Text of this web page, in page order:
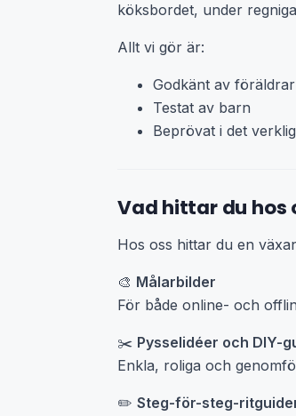
köksbordet, under
Allt vi gör är:
Godkänt av föräldrar
Testat av barn
Beprövat i det
Vad hittar du hos
Hos oss hittar du en
🎨 Målarbilder
För både online- och
✂️ Pysselidéer och DIY-
Enkla, roliga och
✏️ Steg-för-steg-